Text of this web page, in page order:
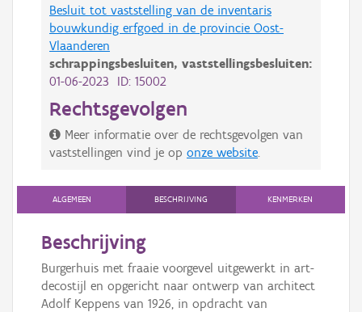
Besluit tot vaststelling van de inventaris
bouwkundig erfgoed in de provincie Oost-
Vlaanderen
schrappingsbesluiten, vaststellingsbesluiten:
01-06-2023 ID: 15002
Rechtsgevolgen
Meer informatie over de rechtsgevolgen van
vaststellingen vind je op onze website
ALGEMEEN BESCHRIJVING KENMERKEN
Beschrijving
Burgerhuis met fraaie voorgevel uitgewerkt in art-
decostijl en opgericht naar ontwerp van architect
Adolf Keppens van 1926, in opdracht van